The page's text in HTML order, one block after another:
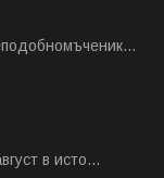
в исто...